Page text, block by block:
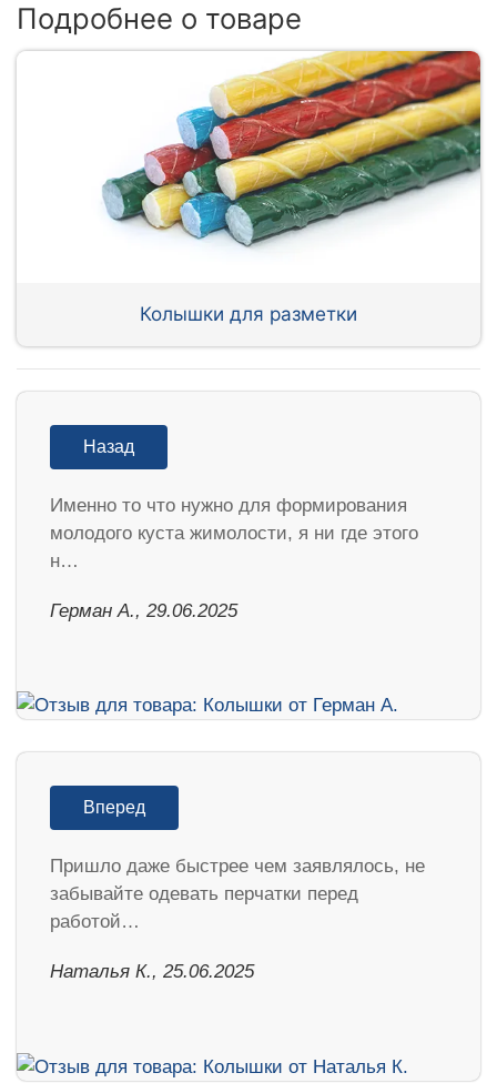
Подробнее о товаре
Колышки для разметки
Назад
Именно то что нужно для формирования
молодого куста жимолости, я ни где этого
н…
Герман А., 29.06.2025
Вперед
Пришло даже быстрее чем заявлялось, не
забывайте одевать перчатки перед
работой…
Наталья К., 25.06.2025